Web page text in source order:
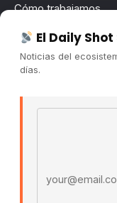
Cómo trabajamos
Newsletter
Contacto
Publicidad
Blog Cristian Tala ↗
El Daily
Noticias del
días.